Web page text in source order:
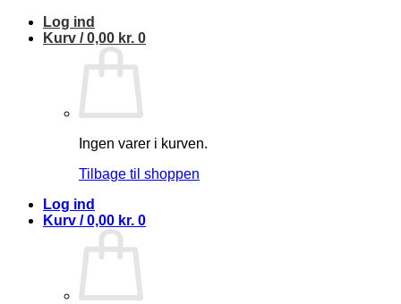
FortsætLog ind
Kurv /0,00 kr. 0
Ingen varer i kurven.
Tilbage til shoppen
Log ind
Kurv /0,00 kr. 0